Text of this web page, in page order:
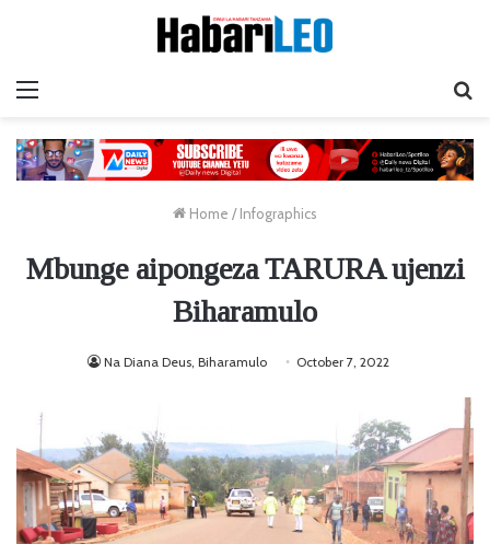
Home / Infographics
Mbunge aipongeza TARURA ujenzi
Biharamulo
Na Diana Deus, Biharamulo October 7, 2022